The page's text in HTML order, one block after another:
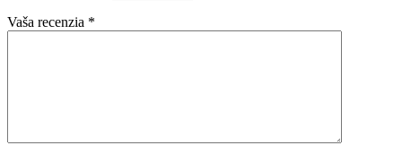
Vaša recenzia *